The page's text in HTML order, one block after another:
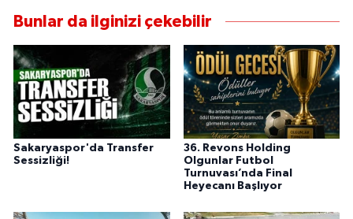
Bunlar da ilginizi çekebilir
Sakaryaspor'da Transfer
Sessizliği!
36. Revons Holding
Olgunlar Futbol
Turnuvası’nda Final
Heyecanı Başlıyor